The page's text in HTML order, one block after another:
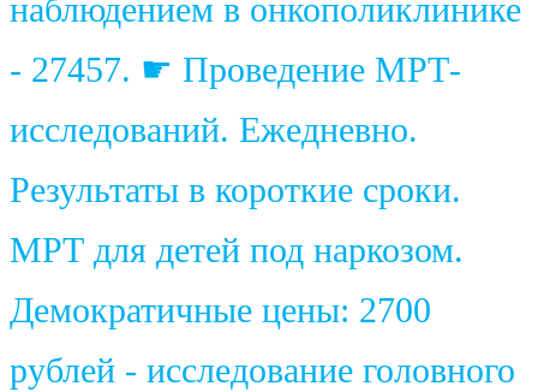
наблюдением в онкополиклинике
- 27457. ☛ Проведение МРТ-
исследований. Ежедневно.
Результаты в короткие сроки.
МРТ для детей под наркозом.
Демократичные цены: 2700
рублей - исследование головного